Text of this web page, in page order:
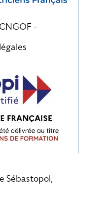
-
Sébastopol,